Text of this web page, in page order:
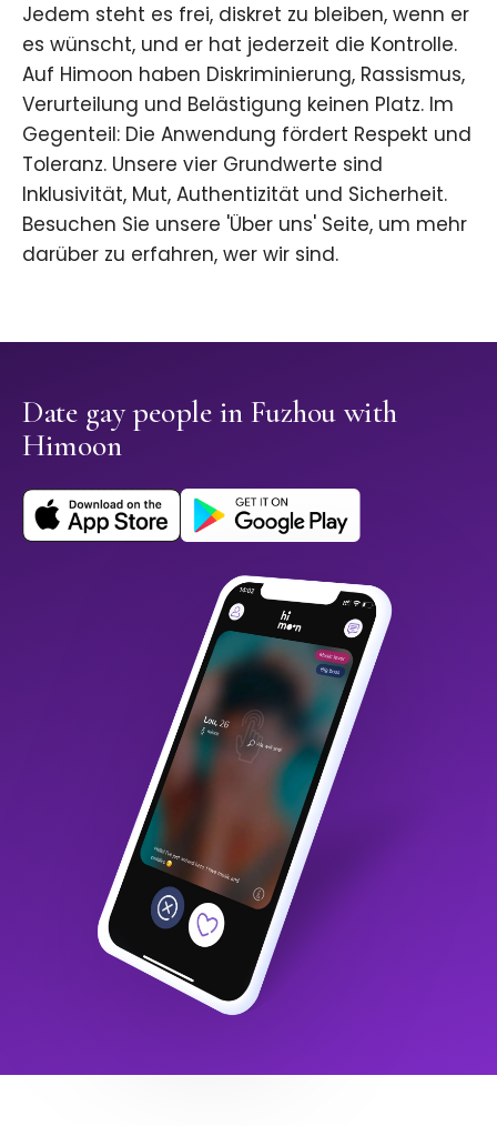
Jedem steht es frei, diskret zu bleiben, wenn er
es wünscht, und er hat jederzeit die Kontrolle.
Auf Himoon haben Diskriminierung, Rassismus,
Verurteilung und Belästigung keinen Platz. Im
Gegenteil: Die Anwendung fördert Respekt und
Toleranz. Unsere vier Grundwerte sind
Inklusivität, Mut, Authentizität und Sicherheit.
Besuchen Sie unsere 'Über uns' Seite, um mehr
darüber zu erfahren, wer wir sind.
Date gay people in Fuzhou with
Himoon